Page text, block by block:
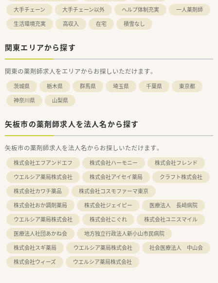
大手チェーン
大手チェーン以外 ヘルプ体制充実
一人薬剤師
生活環境充実
高収入 在宅 積雪なし
関東エリアから探す
関東の薬剤師求人をエリアからお探しいただけます。
茨城県 栃木県 群馬県 埼玉県 千葉県
東京都
神奈川県
山梨県
矢板市の薬剤師求人を法人名から探す
矢板市の薬剤師求人を法人名からお探しいただけます。
株式会社エフアンドエフ 株式会社ハーモニー
株式会社フレンド
ウエルシア薬局株式会社
株式会社アイセイ薬局
クラフト株式会社
株式会社カワチ薬品
株式会社コスモファーマ東京
株式会社おか調剤薬局
株式会社ジェイピー
医療法人 長﨑病院
ウエルシア薬局株式会社
株式会社こぐれ
株式会社ユニスマイル
医療法人社団あかね会
地方独立行政法人新小山市民病院
株式会社スギ薬局
ウエルシア薬局株式会社
社会医療法人 中山会
株式会社ウィーズ
ウエルシア薬局株式会社